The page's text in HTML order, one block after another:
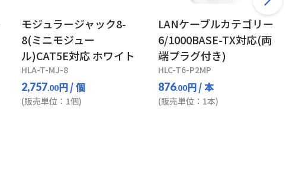
モジュラージャック8-
8(ミニモジュー
ル)CAT5E対応 ホワイト
HLA-T-MJ-8
2,757.00円/ 個
(販売単位：1個)
LANケーブルカテゴリー
6/1000BASE-TX対応(両
端プラグ付き)
HLC-T6-P2MP
876.00円/ 本
(販売単位：1本)